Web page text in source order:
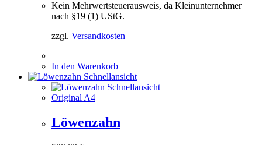
Kein Mehrwertsteuerausweis, da Kleinunternehmer
nach §19 (1) UStG.
zzgl. Versandkosten
In den Warenkorb
Schnellansicht
Schnellansicht
Original A4
Löwenzahn